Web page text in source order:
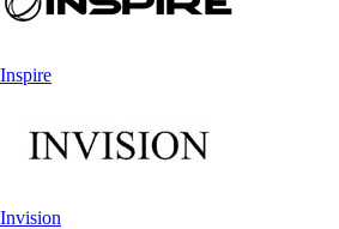
Inspire
Invision